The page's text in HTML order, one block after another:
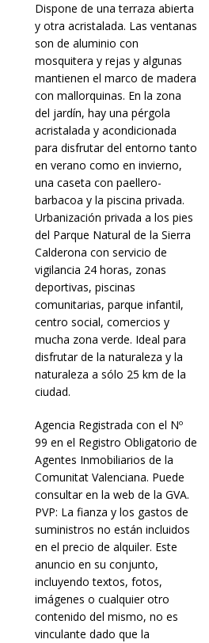
Dispone de una terraza abierta
y otra acristalada. Las ventanas
son de aluminio con
mosquitera y rejas y algunas
mantienen el marco de madera
con mallorquinas. En la zona
del jardín, hay una pérgola
acristalada y acondicionada
para disfrutar del entorno tanto
en verano como en invierno,
una caseta con paellero-
barbacoa y la piscina privada.
Urbanización privada a los pies
del Parque Natural de la Sierra
Calderona con servicio de
vigilancia 24 horas, zonas
deportivas, piscinas
comunitarias, parque infantil,
centro social, comercios y
mucha zona verde. Ideal para
disfrutar de la naturaleza y la
naturaleza a sólo 25 km de la
ciudad.
Agencia Registrada con el Nº
99 en el Registro Obligatorio de
Agentes Inmobiliarios de la
Comunitat Valenciana. Puede
consultar en la web de la GVA.
PVP: La fianza y los gastos de
suministros no están incluidos
en el precio de alquiler. Este
anuncio en su conjunto,
incluyendo textos, fotos,
imágenes o cualquier otro
contenido del mismo, no es
vinculante dado que la